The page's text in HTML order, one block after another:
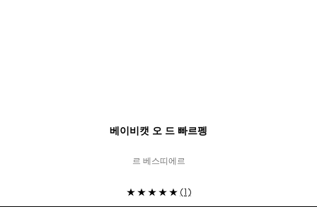
베이비캣 오 드 빠르펭
르 베스띠에르
(1)